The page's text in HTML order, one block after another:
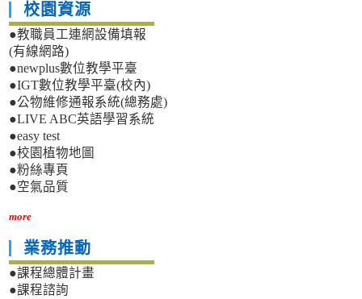
校園資源
●教職員工連網設備填報
(有線網路)
●newplus數位教學平臺
●IGT數位教學平臺(校內)
●公物維修通報系統(總務處)
●LIVE ABC英語學習系統
●easy test
●校園植物地圖
●粉絲專頁
●空氣品質
more
業務推動
●課程總體計畫
●課程諮詢